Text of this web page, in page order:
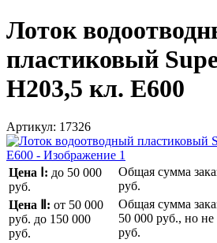
Лоток
пластиковый
H203,5 кл. Е600
Артикул: 17326
Цена Ⅰ: до 50 000
руб.
Общая сумма
руб.
Цена Ⅱ: от 50 000
руб. до 150 000
руб.
Общая сумма
50 000 руб., но
руб.